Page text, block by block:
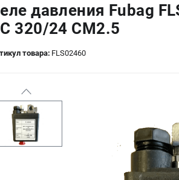
давления Fubag
320/24 CM2.5
товара: FLS02460